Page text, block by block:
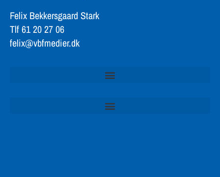
Felix Bekkersgaard Stark
Tlf 61 20 27 06
felix@vbfmedier.dk